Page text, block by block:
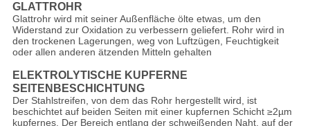
GLATTROHR
Glattrohr wird mit seiner Außenfläche ölte etwas, um den
Widerstand zur Oxidation zu verbessern geliefert. Rohr wird in
den trockenen Lagerungen, weg von Luftzügen, Feuchtigkeit
oder allen anderen ätzenden Mitteln gehalten
ELEKTROLYTISCHE KUPFERNE
SEITENBESCHICHTUNG
Der Stahlstreifen, von dem das Rohr hergestellt wird, ist
beschichtet auf beiden Seiten mit einer kupfernen Schicht ≥2µm
kupfernes. Der Bereich entlang der schweißenden Naht, auf der